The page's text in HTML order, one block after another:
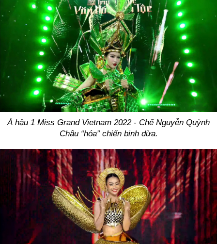
Á hậu 1 Miss Grand Vietnam 2022 - Chế Nguyễn Quỳnh
Châu “hóa” chiến binh dừa.